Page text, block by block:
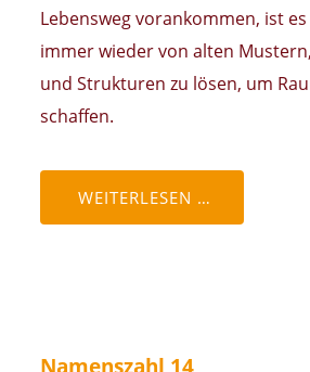
Lebensweg vorankommen, ist
immer wieder von alten
und Strukturen zu lösen, um
schaffen.
WEITERLESEN …